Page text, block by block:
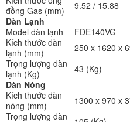
đồng Gas (mm)
9.52 / 15.88
Dàn Lạnh
Model dàn lạnh
FDE140VG
Kích thước dàn
lạnh (mm)
250 x 1620 x
Trọng lượng dàn
lạnh (Kg)
43 (Kg)
Dàn Nóng
Kích thước dàn
nóng (mm)
1300 x 970 x
Trọng lượng dàn